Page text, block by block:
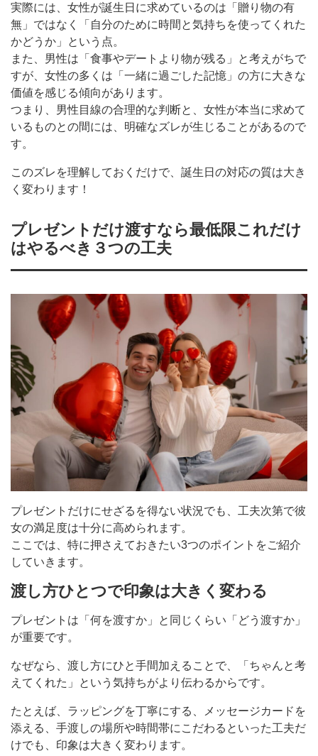
実際には、女性が誕生日に求めているのは「贈り物の有
無」ではなく「自分のために時間と気持ちを使ってくれた
かどうか」という点。
また、男性は「食事やデートより物が残る」と考えがちで
すが、女性の多くは「一緒に過ごした記憶」の方に大きな
価値を感じる傾向があります。
つまり、男性目線の合理的な判断と、女性が本当に求めて
いるものとの間には、明確なズレが生じることがあるので
す。
このズレを理解しておくだけで、誕生日の対応の質は大き
く変わります！
プレゼントだけ渡すなら最低限これだけ
はやるべき３つの工夫
プレゼントだけにせざるを得ない状況でも、工夫次第で彼
女の満足度は十分に高められます。
ここでは、特に押さえておきたい3つのポイントをご紹介
していきます。
渡し方ひとつで印象は大きく変わる
プレゼントは「何を渡すか」と同じくらい「どう渡すか」
が重要です。
なぜなら、渡し方にひと手間加えることで、「ちゃんと考
えてくれた」という気持ちがより伝わるからです。
たとえば、ラッピングを丁寧にする、メッセージカードを
添える、手渡しの場所や時間帯にこだわるといった工夫だ
けでも、印象は大きく変わります。